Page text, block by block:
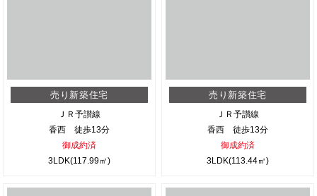
売り新築住宅
ＪＲ予讃線
香西 徒歩13分
御成約済
3LDK(117.99㎡)
売り新築住宅
ＪＲ予讃線
香西 徒歩13分
御成約済
3LDK(113.44㎡)